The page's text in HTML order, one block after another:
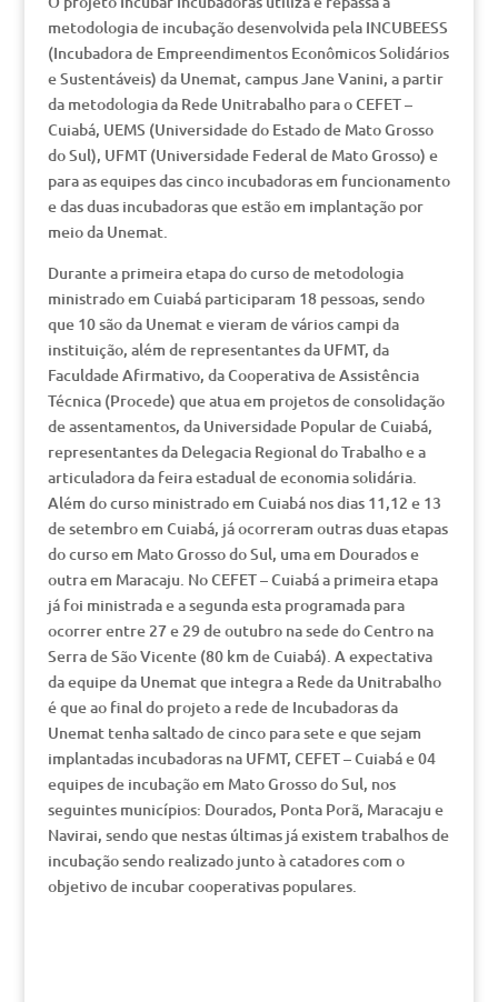
metodologia de incubação desenvolvida pela INCUBEESS
(Incubadora de Empreendimentos Econômicos Solidários
e Sustentáveis) da Unemat, campus Jane Vanini, a partir
da metodologia da Rede Unitrabalho para o CEFET –
Cuiabá, UEMS (Universidade do Estado de Mato Grosso
do Sul), UFMT (Universidade Federal de Mato Grosso) e
para as equipes das cinco incubadoras em funcionamento
e das duas incubadoras que estão em implantação por
meio da Unemat.
Durante a primeira etapa do curso de metodologia
ministrado em Cuiabá participaram 18 pessoas, sendo
que 10 são da Unemat e vieram de vários campi da
instituição, além de representantes da UFMT, da
Faculdade Afirmativo, da Cooperativa de Assistência
Técnica (Procede) que atua em projetos de consolidação
de assentamentos, da Universidade Popular de Cuiabá,
representantes da Delegacia Regional do Trabalho e a
articuladora da feira estadual de economia solidária.
Além do curso ministrado em Cuiabá nos dias 11,12 e 13
de setembro em Cuiabá, já ocorreram outras duas etapas
do curso em Mato Grosso do Sul, uma em Dourados e
outra em Maracaju. No CEFET – Cuiabá a primeira etapa
já foi ministrada e a segunda esta programada para
ocorrer entre 27 e 29 de outubro na sede do Centro na
Serra de São Vicente (80 km de Cuiabá). A expectativa
da equipe da Unemat que integra a Rede da Unitrabalho
é que ao final do projeto a rede de Incubadoras da
Unemat tenha saltado de cinco para sete e que sejam
implantadas incubadoras na UFMT, CEFET – Cuiabá e 04
equipes de incubação em Mato Grosso do Sul, nos
seguintes municípios: Dourados, Ponta Porã, Maracaju e
Navirai, sendo que nestas últimas já existem trabalhos de
incubação sendo realizado junto à catadores com o
objetivo de incubar cooperativas populares.